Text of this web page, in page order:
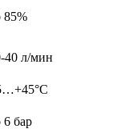
85%
40 л/мин
6 бар